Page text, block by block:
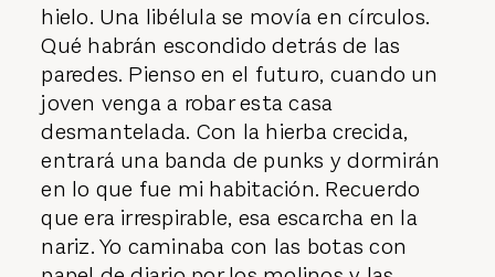
hielo. Una libélula se movía en círculos.
Qué habrán escondido detrás de las
paredes. Pienso en el futuro, cuando un
joven venga a robar esta casa
desmantelada. Con la hierba crecida,
entrará una banda de punks y dormirán
en lo que fue mi habitación. Recuerdo
que era irrespirable, esa escarcha en la
nariz. Yo caminaba con las botas con